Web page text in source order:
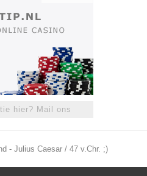
hier? Mail ons
- Julius Caesar / 47 v.Chr. ;)